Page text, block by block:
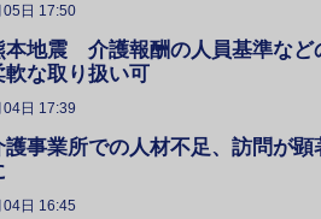
05日 17:50
本地震 介護報酬の人員基準など
軟な取り扱い可
04日 17:39
護事業所での人材不足、訪問が顕
04日 16:45